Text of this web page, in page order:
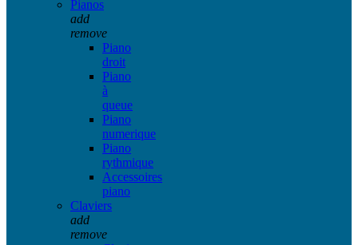
Pianos
add
remove
Piano
droit
Piano
à
queue
Piano
numerique
Piano
rythmique
Accessoires
piano
Claviers
add
remove